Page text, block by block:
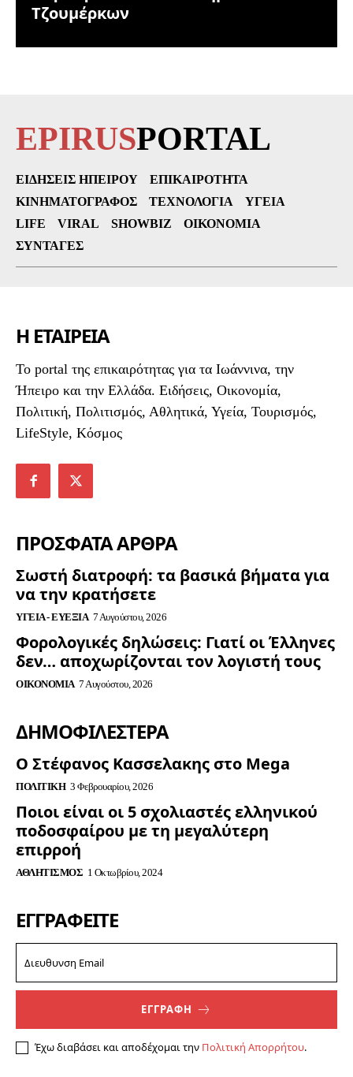
Τζουμέρκων
EPIRUSPORTAL
ΕΙΔΉΣΕΙΣ ΗΠΕΊΡΟΥ
ΕΠΙΚΑΙΡΌΤΗΤΑ
ΚΙΝΗΜΑΤΟΓΡΆΦΟΣ
ΤΕΧΝΟΛΟΓΊΑ
ΥΓΕΊΑ
LIFE
VIRAL SHOWBIZ
ΟΙΚΟΝΟΜΊΑ
ΣΥΝΤΑΓΈΣ
Η ΕΤΑΙΡΕΙΑ
To portal της επικαιρότητας για τα Ιωάννινα, την
Ήπειρο και την Ελλάδα. Ειδήσεις, Οικονομία,
Πολιτική, Πολιτισμός, Αθλητικά, Υγεία, Τουρισμός,
LifeStyle, Κόσμος
ΠΡΟΣΦΑΤΑ ΑΡΘΡΑ
Σωστή διατροφή: τα βασικά βήματα για
να την κρατήσετε
ΥΓΕΊΑ - ΕΥΕΞΊΑ 7 Αυγούστου, 2026
Φορολογικές δηλώσεις: Γιατί οι Έλληνες
δεν… αποχωρίζονται τον λογιστή τους
ΟΙΚΟΝΟΜΊΑ 7 Αυγούστου, 2026
ΔΗΜΟΦΙΛΈΣΤΕΡΑ
Ο Στέφανος Κασσελακης στο Mega
ΠΟΛΙΤΙΚΉ 3 Φεβρουαρίου, 2026
Ποιοι είναι οι 5 σχολιαστές ελληνικού
ποδοσφαίρου με τη μεγαλύτερη
επιρροή
ΑΘΛΗΤΙΣΜΌΣ 1 Οκτωβρίου, 2024
ΕΓΓΡΑΦΕΊΤΕ
ΕΓΓΡΑΦΗ
Έχω διαβάσει και αποδέχομαι την Πολιτική Απορρήτου.